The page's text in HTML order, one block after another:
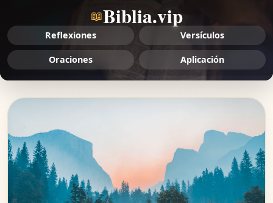
📖Biblia.vip
Reflexiones Versículos
Oraciones Aplicación